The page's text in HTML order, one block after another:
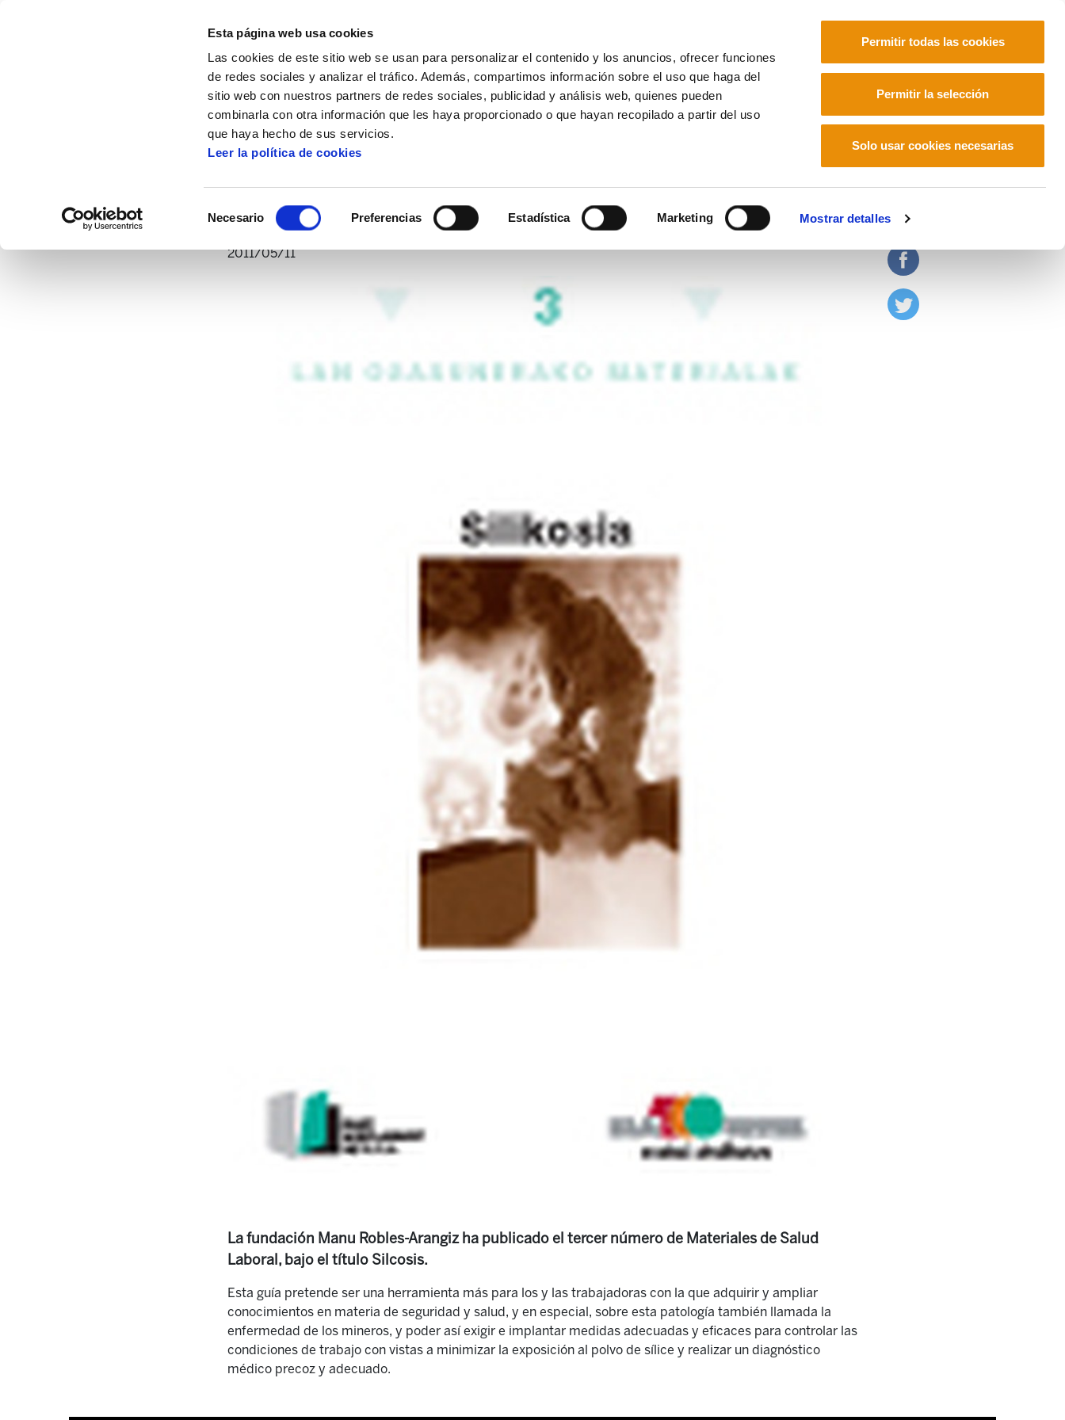
Esta página web usa cookies
Las cookies de este sitio web se usan para personalizar el contenido y los anuncios, ofrecer funciones
de redes sociales y analizar el tráfico. Además, compartimos información sobre el uso que haga del
sitio web con nuestros partners de redes sociales, publicidad y análisis web, quienes pueden
combinarla con otra información que les haya proporcionado o que hayan recopilado a partir del uso
que haya hecho de sus servicios.
Leer la política de cookies
Necesario Preferencias Estadística Marketing Mostrar detalles
Permitir todas las cookies
Permitir la selección
Solo usar cookies necesarias
Publicada la tercera guía de Salud Laboral
2011/05/11
La fundación Manu Robles-Arangiz ha publicado el tercer número de Materiales de Salud
Laboral, bajo el título Silcosis.
Esta guía pretende ser una herramienta más para los y las trabajadoras con la que adquirir y ampliar
conocimientos en materia de seguridad y salud, y en especial, sobre esta patología también llamada la
enfermedad de los mineros, y poder así exigir e implantar medidas adecuadas y eficaces para controlar las
condiciones de trabajo con vistas a minimizar la exposición al polvo de sílice y realizar un diagnóstico
médico precoz y adecuado.